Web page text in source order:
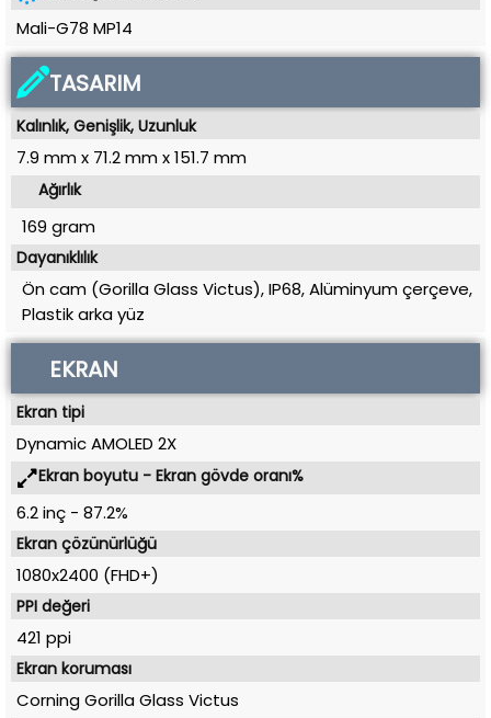
Mali-G78 MP14
TASARIM
Kalınlık, Genişlik, Uzunluk
7.9 mmx 71.2 mmx151.7 mm
Ağırlık
169 gram
Dayanıklılık
Ön cam (Gorilla Glass Victus), IP68, Alüminyum çerçeve,
Plastik arka yüz
EKRAN
Ekran tipi
Dynamic AMOLED 2X
Ekran boyutu - Ekran gövde oranı%
6.2 inç - 87.2%
Ekran çözünürlüğü
1080x2400 (FHD+)
PPI değeri
421 ppi
Ekran koruması
Corning Gorilla Glass Victus